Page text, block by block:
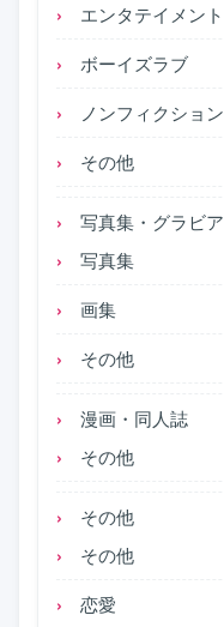
エンタテイメント
ボーイズラブ
ノンフィクション
その他
写真集・グラビア
写真集
画集
その他
漫画・同人誌
その他
その他
その他
恋愛